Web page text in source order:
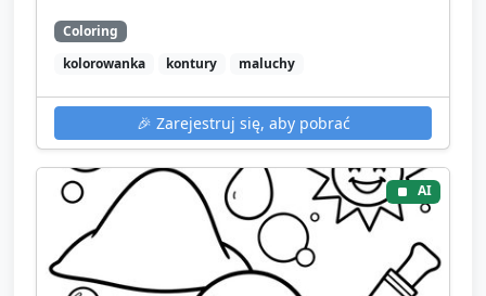
Coloring
kolorowanka
kontury maluchy
🎉 Zarejestruj się, aby pobrać
AI